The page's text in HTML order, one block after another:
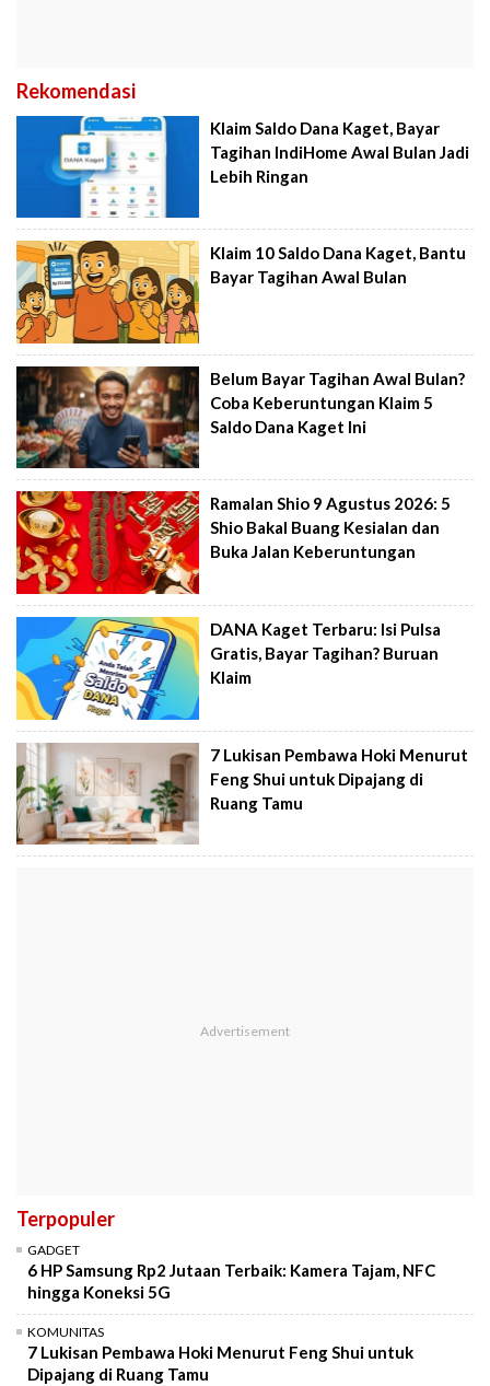
Rekomendasi
Klaim Saldo Dana Kaget, Bayar
Tagihan IndiHome Awal Bulan Jadi
Lebih Ringan
Klaim 10 Saldo Dana Kaget, Bantu
Bayar Tagihan Awal Bulan
Belum Bayar Tagihan Awal Bulan?
Coba Keberuntungan Klaim 5
Saldo Dana Kaget Ini
Ramalan Shio 9 Agustus 2026: 5
Shio Bakal Buang Kesialan dan
Buka Jalan Keberuntungan
DANA Kaget Terbaru: Isi Pulsa
Gratis, Bayar Tagihan? Buruan
Klaim
7 Lukisan Pembawa Hoki Menurut
Feng Shui untuk Dipajang di
Ruang Tamu
Terpopuler
GADGET
6 HP Samsung Rp2 Jutaan Terbaik: Kamera Tajam, NFC
hingga Koneksi 5G
KOMUNITAS
7 Lukisan Pembawa Hoki Menurut Feng Shui untuk
Dipajang di Ruang Tamu